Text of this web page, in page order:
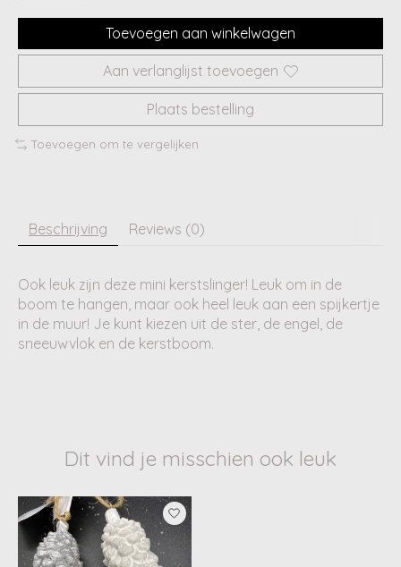
Toevoegen aan winkelwagen
Aan verlanglijst toevoegen
Plaats bestelling
Toevoegen om te vergelijken
Beschrijving Reviews (0)
Ook leuk zijn deze mini kerstslinger! Leuk om in de
boom te hangen, maar ook heel leuk aan een spijkertje
in de muur! Je kunt kiezen uit de ster, de engel, de
sneeuwvlok en de kerstboom.
Dit vind je misschien ook leuk
Items van productcarrousel